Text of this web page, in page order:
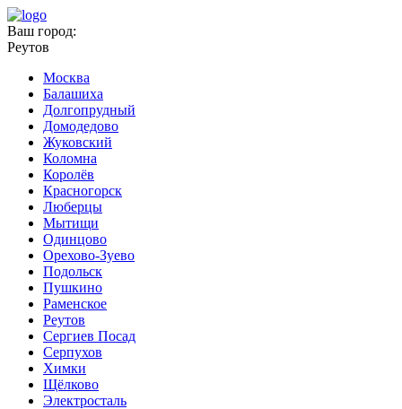
Ваш город:
Реутов
Москва
Балашиха
Долгопрудный
Домодедово
Жуковский
Коломна
Королёв
Красногорск
Люберцы
Мытищи
Одинцово
Орехово-Зуево
Подольск
Пушкино
Раменское
Реутов
Сергиев Посад
Серпухов
Химки
Щёлково
Электросталь